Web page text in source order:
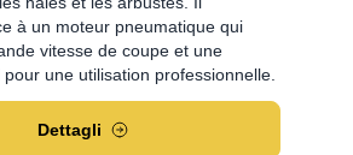
à un moteur pneumatique qui
vitesse de coupe et une
une utilisation professionnelle.
Dettagli